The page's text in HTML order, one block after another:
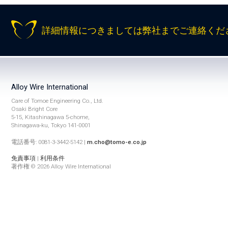
詳細情報につきましては弊社までご連絡くだ
Alloy Wire International
Care of Tomoe Engineering Co., Ltd.
Osaki Bright Core
5-15, Kitashinagawa 5-chome,
Shinagawa-ku, Tokyo 141-0001
電話番号: 0081-3-3442-5142 | m.cho@tomo-e.co.jp
免責事項 | 利用条件
著作権 © 2026 Alloy Wire International